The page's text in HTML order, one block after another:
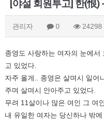
[야설 회원투고] 한(恨)
관리자 0 24298
종영도 사랑하는 여자의 눈에서
고 있었다.
자주 올게.. 종영은 살며시 일어
주며 살며시 안아주고 있었다.
무려 11살이나 많은 여인 그 여
내 유일한 여자는 당신하나 밖